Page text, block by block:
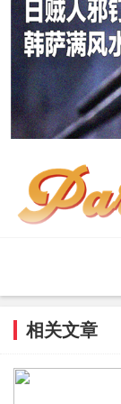
这两年的恐怖
比如早年
相关文章